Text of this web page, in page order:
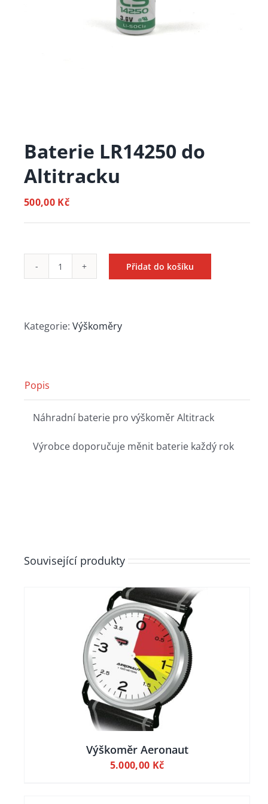
Baterie LR14250 do
Altitracku
500,00 Kč
Baterie
Altitracku
Přidat do košíku
Kategorie: Výškoměry
Popis
Náhradní baterie pro výškoměr Altitrack
Výrobce doporučuje měnit baterie každý rok
Související produkty
Výškoměr Aeronaut
5.000,00 Kč